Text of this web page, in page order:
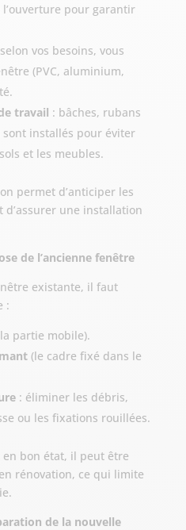
pour garantir
vos besoins, vous
(PVC, aluminium,
travail : bâches, rubans
installés pour éviter
et les meubles.
permet d’anticiper les
une installation
de l’ancienne fenêtre
existante, il faut
:
partie mobile).
(le cadre fixé dans le
: éliminer les débris,
ou les fixations rouillées.
bon état, il peut être
rénovation, ce qui limite
de la nouvelle